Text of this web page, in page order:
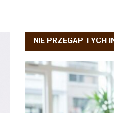
NIE PRZEGAP TYCH